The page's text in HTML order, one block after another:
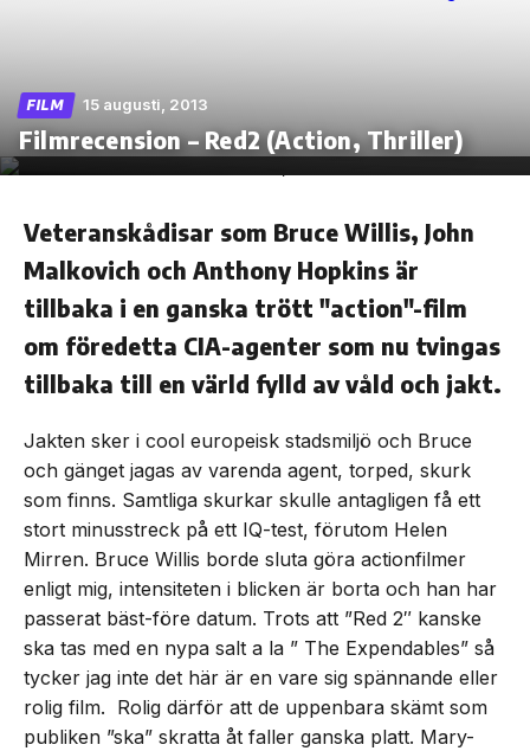
Skip
the
FILM 15 augusti, 2013
Filmrecension – Red2 (Action, Thriller)
Veteranskådisar som Bruce Willis, John
Malkovich och Anthony Hopkins är
tillbaka i en ganska trött "action"-film
om föredetta CIA-agenter som nu tvingas
tillbaka till en värld fylld av våld och jakt.
Jakten sker i cool europeisk stadsmiljö och Bruce
och gänget jagas av varenda agent, torped, skurk
som finns. Samtliga skurkar skulle antagligen få ett
stort minusstreck på ett IQ-test, förutom Helen
Mirren. Bruce Willis borde sluta göra actionfilmer
enligt mig, intensiteten i blicken är borta och han har
passerat bäst-före datum. Trots att ”Red 2″ kanske
ska tas med en nypa salt a la ” The Expendables” så
tycker jag inte det här är en vare sig spännande eller
rolig film. Rolig därför att de uppenbara skämt som
publiken ”ska” skratta åt faller ganska platt. Mary-